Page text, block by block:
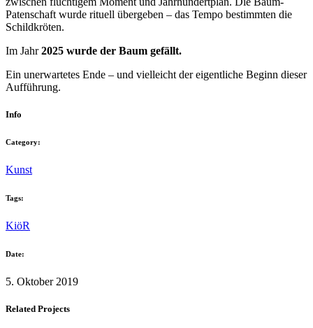
Patenschaft wurde rituell übergeben – das Tempo bestimmten die
Schildkröten.
Im Jahr2025 wurde der Baum gefällt.
Ein unerwartetes Ende – und vielleicht der eigentliche Beginn dieser
Aufführung.
Info
Category:
Kunst
Tags:
KiöR
Date:
5. Oktober 2019
Related Projects